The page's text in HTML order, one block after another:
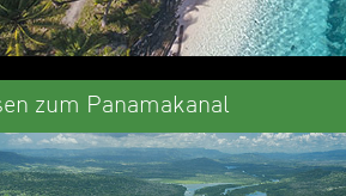
zum Panamakanal